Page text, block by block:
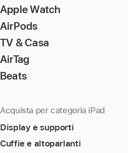
Apple Watch
AirPods
TV & Casa
AirTag
Beats
Acquista per categoria iPad
Display e supporti
Cuffie e altoparlanti